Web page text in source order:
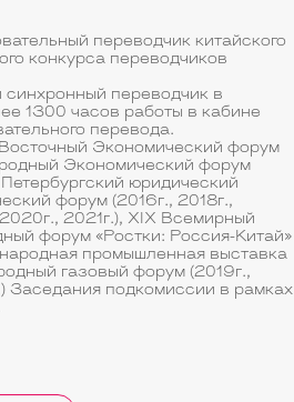
переводчик китайского
конкурса переводчиков
переводчик в
1300 часов работы в кабине
перевода.
Экономический форум
Экономический форум
юридический
форум (2016г., 2018г.,
2021г.), XIX Всемирный
форум «Ростки: Россия-Китай»
промышленная выставка
газовый форум (2019г.,
подкомиссии в рамках